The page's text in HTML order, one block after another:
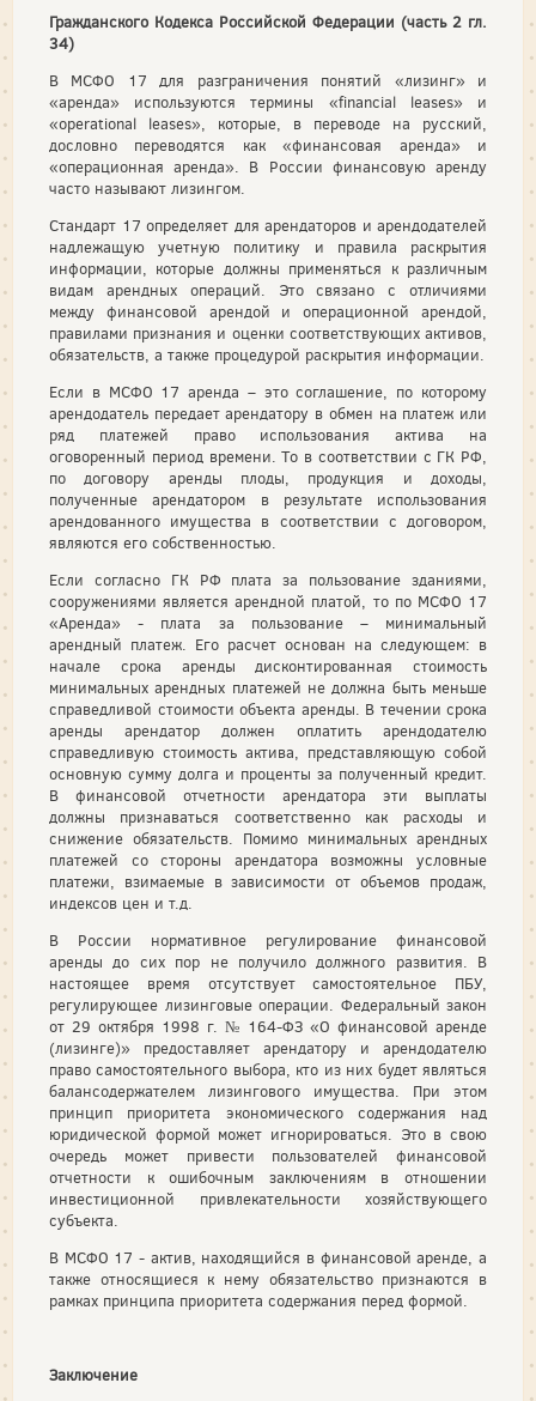
Гражданского Кодекса Российской Федерации (часть 2 гл.
34)
В МСФО 17 для разграничения понятий «лизинг» и
«аренда» используются термины «financial leases» и
«operational leases», которые, в переводе на русский,
дословно переводятся как «финансовая аренда» и
«операционная аренда». В России финансовую аренду
часто называют лизингом.
Стандарт 17 определяет для арендаторов и арендодателей
надлежащую учетную политику и правила раскрытия
информации, которые должны применяться к различным
видам арендных операций. Это связано с отличиями
между финансовой арендой и операционной арендой,
правилами признания и оценки соответствующих активов,
обязательств, а также процедурой раскрытия информации.
Если в МСФО 17 аренда – это соглашение, по которому
арендодатель передает арендатору в обмен на платеж или
ряд платежей право использования актива на
оговоренный период времени. То в соответствии с ГК РФ,
по договору аренды плоды, продукция и доходы,
полученные арендатором в результате использования
арендованного имущества в соответствии с договором,
являются его собственностью.
Если согласно ГК РФ плата за пользование зданиями,
сооружениями является арендной платой, то по МСФО 17
«Аренда» - плата за пользование – минимальный
арендный платеж. Его расчет основан на следующем: в
начале срока аренды дисконтированная стоимость
минимальных арендных платежей не должна быть меньше
справедливой стоимости объекта аренды. В течении срока
аренды арендатор должен оплатить арендодателю
справедливую стоимость актива, представляющую собой
основную сумму долга и проценты за полученный кредит.
В финансовой отчетности арендатора эти выплаты
должны признаваться соответственно как расходы и
снижение обязательств. Помимо минимальных арендных
платежей со стороны арендатора возможны условные
платежи, взимаемые в зависимости от объемов продаж,
индексов цен и т.д.
В России нормативное регулирование финансовой
аренды до сих пор не получило должного развития. В
настоящее время отсутствует самостоятельное ПБУ,
регулирующее лизинговые операции. Федеральный закон
от 29 октября 1998 г. № 164-ФЗ «О финансовой аренде
(лизинге)» предоставляет арендатору и арендодателю
право самостоятельного выбора, кто из них будет являться
балансодержателем лизингового имущества. При этом
принцип приоритета экономического содержания над
юридической формой может игнорироваться. Это в свою
очередь может привести пользователей финансовой
отчетности к ошибочным заключениям в отношении
инвестиционной привлекательности хозяйствующего
субъекта.
В МСФО 17 - актив, находящийся в финансовой аренде, а
также относящиеся к нему обязательство признаются в
рамках принципа приоритета содержания перед формой.
Заключение